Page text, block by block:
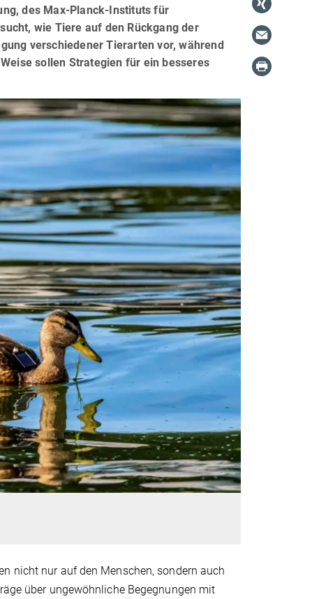
des Max-Planck-Instituts für
wie Tiere auf den Rückgang der
verschiedener Tierarten vor, während
sollen Strategien für ein besseres
nicht nur auf den Menschen, sondern auch
über ungewöhnliche Begegnungen mit